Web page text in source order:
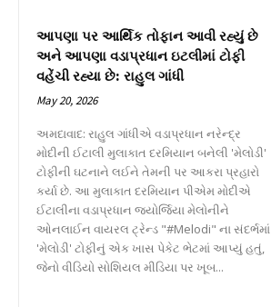
આપણા પર આર્થિક તોફાન આવી રહ્યું છે
અને આપણા વડાપ્રધાન ઇટલીમાં ટોફી
વહેંચી રહ્યા છે: રાહુલ ગાંધી
May 20, 2026
અમદાવાદ: રાહુલ ગાંધીએ વડાપ્રધાન નરેન્દ્ર
મોદીની ઈટાલી મુલાકાત દરમિયાન બનેલી 'મેલોડી'
ટોફીની ઘટનાને લઈને તેમની પર આકરા પ્રહારો
કર્યા છે. આ મુલાકાત દરમિયાન પીએમ મોદીએ
ઈટાલીના વડાપ્રધાન જ્યોર્જિયા મેલોનીને
ઓનલાઈન વાયરલ ટ્રેન્ડ "#Melodi" ના સંદર્ભમાં
'મેલોડી' ટોફીનું એક ખાસ પેકેટ ભેટમાં આપ્યું હતું,
જેનો વીડિયો સોશિયલ મીડિયા પર ખૂબ...